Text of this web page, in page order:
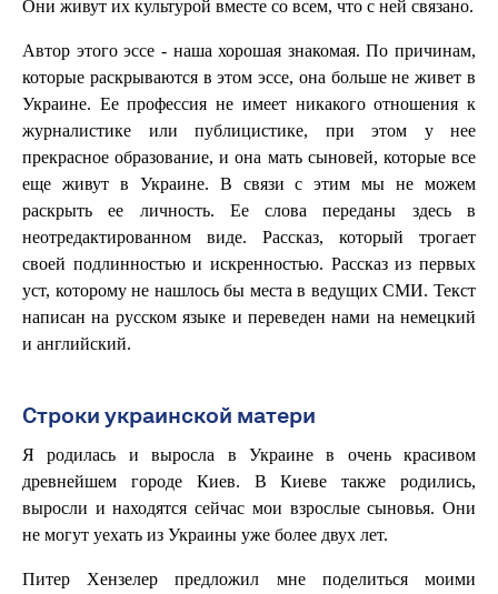
Они живут их культурой вместе со всем, что с ней связано.
Автор этого эссе - наша хорошая знакомая. По причинам,
которые раскрываются в этом эссе, она больше не живет в
Украине. Ее профессия не имеет никакого отношения к
журналистике или публицистике, при этом у нее
прекрасное образование, и она мать сыновей, которые все
еще живут в Украине. В связи с этим мы не можем
раскрыть ее личность. Ее слова переданы здесь в
неотредактированном виде. Рассказ, который трогает
своей подлинностью и искренностью. Рассказ из первых
уст, которому не нашлось бы места в ведущих СМИ. Текст
написан на русском языке и переведен нами на немецкий
и английский.
Строки украинской матери
Я родилась и выросла в Украине в очень красивом
древнейшем городе Киев. В Киеве также родились,
выросли и находятся сейчас мои взрослые сыновья. Они
не могут уехать из Украины уже более двух лет.
Питер Хензелер предложил мне поделиться моими